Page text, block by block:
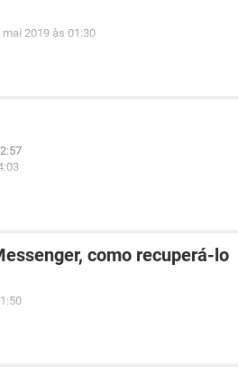
mai 2019 às 01:30
como recuperá-lo